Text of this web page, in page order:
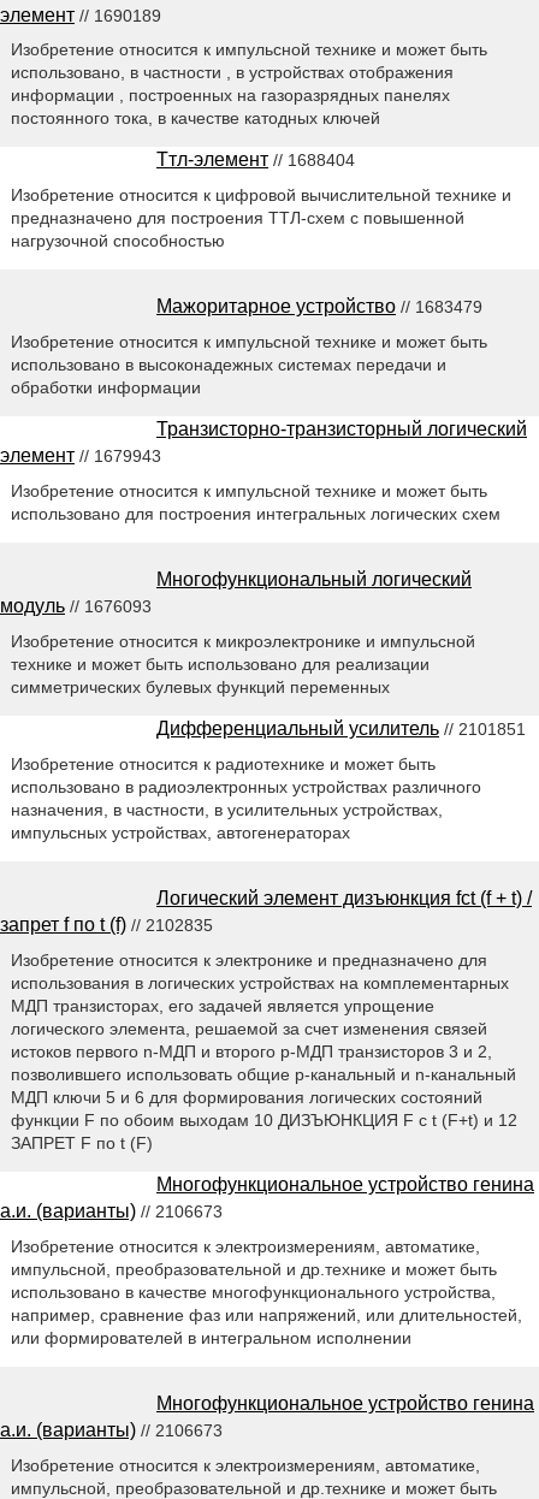
элемент // 1690189
Изобретение относится к импульсной технике и может быть
использовано, в частности , в устройствах отображения
информации , построенных на газоразрядных панелях
постоянного тока, в качестве катодных ключей
Ттл-элемент // 1688404
Изобретение относится к цифровой вычислительной технике и
предназначено для построения ТТЛ-схем с повышенной
нагрузочной способностью
Мажоритарное устройство // 1683479
Изобретение относится к импульсной технике и может быть
использовано в высоконадежных системах передачи и
обработки информации
Транзисторно-транзисторный логический
элемент // 1679943
Изобретение относится к импульсной технике и может быть
использовано для построения интегральных логических схем
Многофункциональный логический
модуль // 1676093
Изобретение относится к микроэлектронике и импульсной
технике и может быть использовано для реализации
симметрических булевых функций переменных
Дифференциальный усилитель // 2101851
Изобретение относится к радиотехнике и может быть
использовано в радиоэлектронных устройствах различного
назначения, в частности, в усилительных устройствах,
импульсных устройствах, автогенераторах
Логический элемент дизъюнкция fct (f + t) /
запрет f по t (f) // 2102835
Изобретение относится к электронике и предназначено для
использования в логических устройствах на комплементарных
МДП транзисторах, его задачей является упрощение
логического элемента, решаемой за счет изменения связей
истоков первого n-МДП и второго p-МДП транзисторов 3 и 2,
позволившего использовать общие p-канальный и n-канальный
МДП ключи 5 и 6 для формирования логических состояний
функции F по обоим выходам 10 ДИЗЪЮНКЦИЯ F с t (F+t) и 12
ЗАПРЕТ F по t (F)
Многофункциональное устройство генина
а.и. (варианты) // 2106673
Изобретение относится к электроизмерениям, автоматике,
импульсной, преобразовательной и др.технике и может быть
использовано в качестве многофункционального устройства,
например, сравнение фаз или напряжений, или длительностей,
или формирователей в интегральном исполнении
Многофункциональное устройство генина
а.и. (варианты) // 2106673
Изобретение относится к электроизмерениям, автоматике,
импульсной, преобразовательной и др.технике и может быть